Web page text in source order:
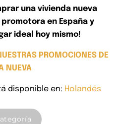
una vivienda nueva
en España y
ideal hoy mismo!
PROMOCIONES DE
NUEVA
disponible en: Holandés